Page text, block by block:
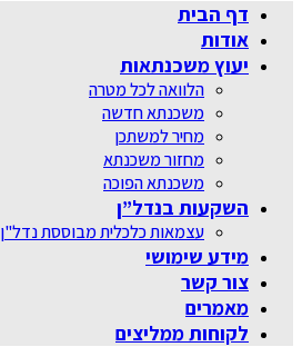
דף הבית
אודות
יעוץ משכנתאות
הלוואה לכל מטרה
משכנתא חדשה
מחיר למשתכן
מחזור משכנתא
משכנתא הפוכה
השקעות בנדל”ן
עצמאות כלכלית מבוססת נדל"ן
מידע שימושי
צור קשר
מאמרים
לקוחות ממליצים